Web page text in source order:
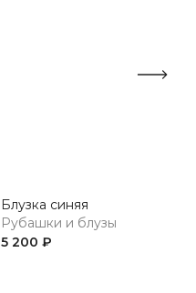
Блузка синяя
Рубашки и блузы
5 200 ₽